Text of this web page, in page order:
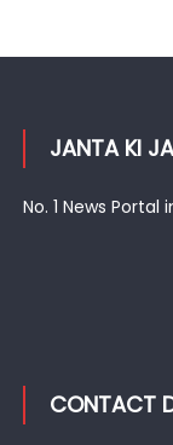
JANTA KI
No. 1 News Portal
CONTACT